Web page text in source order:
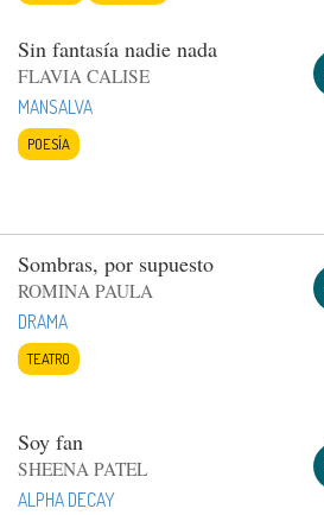
Sin fantasía nadie nada
FLAVIA CALISE
MANSALVA
POESÍA
Sombras, por supuesto
ROMINA PAULA
DRAMA
TEATRO
Soy fan
SHEENA PATEL
ALPHA DECAY